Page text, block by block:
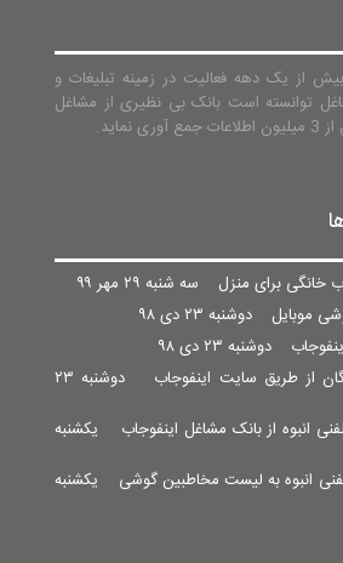
از یک دهه فعالیت در زمینه تبلیغات و
توانسته است بانک بی نظیری از مشاغل
خانگی برای منزل سه شنبه ۲۹ مهر ۹۹
موبایل دوشنبه ۲۳ دی ۹۸
دوشنبه ۲۳ دی ۹۸
از طریق سایت اینفوجاب
دوشنبه ۲۳
انبوه از بانک مشاغل اینفوجاب یکشنبه
انبوه به لیست مخاطبین گوشی یکشنبه